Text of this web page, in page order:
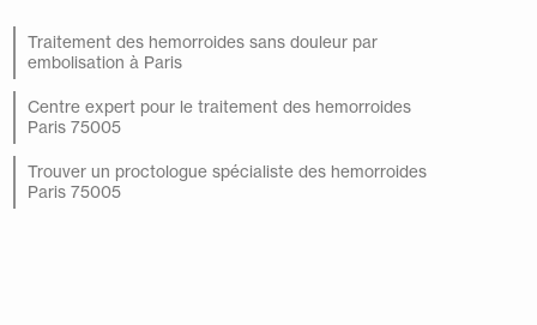
Traitement des hemorroides sans douleur par
embolisation à Paris
Centre expert pour le traitement des hemorroides
Paris 75005
Trouver un proctologue spécialiste des hemorroides
Paris 75005